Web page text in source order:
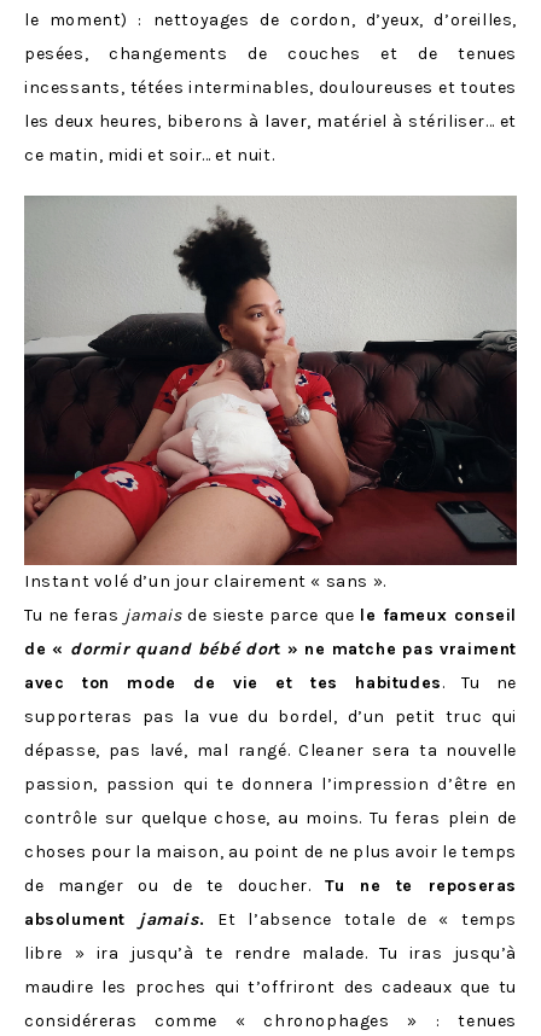
le moment) : nettoyages de cordon, d’yeux, d’oreilles,
pesées, changements de couches et de tenues
incessants, tétées interminables, douloureuses et toutes
les deux heures, biberons à laver, matériel à stériliser… et
ce matin, midi et soir… et nuit.
Instant volé d’un jour clairement « sans ».
Tu ne feras jamaisde sieste parce que le fameux conseil
de « dormir quand bébé dort » ne matche pas vraiment
avec ton mode de vie et tes habitudes. Tu ne
supporteras pas la vue du bordel, d’un petit truc qui
dépasse, pas lavé, mal rangé. Cleaner sera ta nouvelle
passion, passion qui te donnera l’impression d’être en
contrôle sur quelque chose, au moins. Tu feras plein de
choses pour la maison, au point de ne plus avoir le temps
de manger ou de te doucher.Tu ne te reposeras
absolument jamais. Et l’absence totale de « temps
libre » ira jusqu’à te rendre malade. Tu iras jusqu’à
maudire les proches qui t’offriront des cadeaux que tu
considéreras comme « chronophages » : tenues